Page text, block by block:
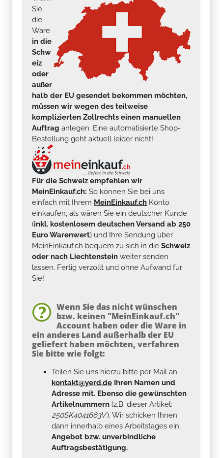
Sie
die
Ware
in die
Schw
eiz
oder
außer
halb der EU gesendet bekommen möchten,
müssen wir wegen des teilweise
komplizierten Zollrechts einen manuellen
Auftrag anlegen. Eine automatisierte Shop-
Bestellung geht aktuell leider nicht!
Für die Schweiz empfehlen wir
MeinEinkauf.ch: So können Sie bei uns
einfach mit Ihrem MeinEinkauf.ch Konto
einkaufen, als wären Sie ein deutscher Kunde
(inkl. kostenlosem deutschen Versand ab 250
Euro Warenwert) und Ihre Sendung über
MeinEinkauf.ch bequem zu sich in die Schweiz
oder nach Liechtenstein weiter senden
lassen. Fertig verzollt und ohne Aufwand für
Sie!
Wenn Sie das nicht wünschen
bzw. keinen "MeinEinkauf.ch"
Account haben oder die Ware in
ein anderes Land außerhalb der EU
geliefert haben möchten, verfahren
Sie bitte wie folgt:
Teilen Sie uns hierzu bitte per Mail an
kontakt@yerd.de Ihren Namen und
Adresse mit. Ebenso die gewünschten
Artikelnummern (z.B. dieser Artikel:
250SK4041663V). Wir schicken Ihnen
dann innerhalb eines Arbeitstages ein
Angebot bzw. unverbindliche
Auftragsbestätigung.